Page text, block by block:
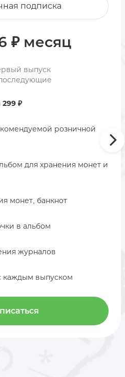
подписка
₽ месяц
выпуск
299 ₽
розничной
для хранения монет и
монет, банкнот
в альбом
журналов
каждым выпуском